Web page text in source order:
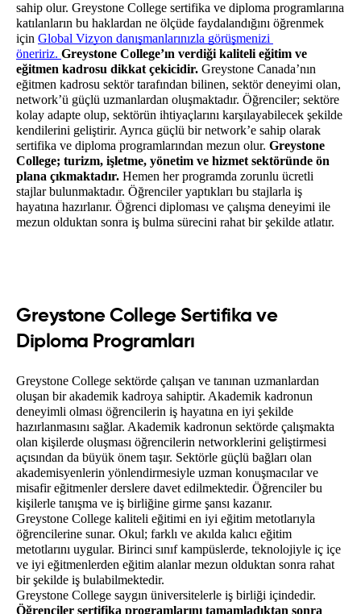
sahip olur. Greystone College sertifika ve diploma programlarına
katılanların bu haklardan ne ölçüde faydalandığını öğrenmek
için Global Vizyon danışmanlarınızla görüşmenizi
öneririz. Greystone College’ın verdiği kaliteli eğitim ve
eğitmen kadrosu dikkat çekicidir. Greystone Canada’nın
eğitmen kadrosu sektör tarafından bilinen, sektör deneyimi olan,
network’ü güçlü uzmanlardan oluşmaktadır. Öğrenciler; sektöre
kolay adapte olup, sektörün ihtiyaçlarını karşılayabilecek şekilde
kendilerini geliştirir. Ayrıca güçlü bir network’e sahip olarak
sertifika ve diploma programlarından mezun olur. Greystone
College; turizm, işletme, yönetim ve hizmet sektöründe ön
plana çıkmaktadır. Hemen her programda zorunlu ücretli
stajlar bulunmaktadır. Öğrenciler yaptıkları bu stajlarla iş
hayatına hazırlanır. Öğrenci diploması ve çalışma deneyimi ile
mezun olduktan sonra iş bulma sürecini rahat bir şekilde atlatır.
Greystone College Sertifika ve
Diploma Programları
Greystone College sektörde çalışan ve tanınan uzmanlardan
oluşan bir akademik kadroya sahiptir. Akademik kadronun
deneyimli olması öğrencilerin iş hayatına en iyi şekilde
hazırlanmasını sağlar. Akademik kadronun sektörde çalışmakta
olan kişilerde oluşması öğrencilerin networklerini geliştirmesi
açısından da büyük önem taşır. Sektörle güçlü bağları olan
akademisyenlerin yönlendirmesiyle uzman konuşmacılar ve
misafir eğitmenler derslere davet edilmektedir. Öğrenciler bu
kişilerle tanışma ve iş birliğine girme şansı kazanır.
Greystone College kaliteli eğitimi en iyi eğitim metotlarıyla
öğrencilerine sunar. Okul; farklı ve akılda kalıcı eğitim
metotlarını uygular. Birinci sınıf kampüslerde, teknolojiyle iç içe
ve iyi eğitmenlerden eğitim alanlar mezun olduktan sonra rahat
bir şekilde iş bulabilmektedir.
Öğrenciler sertifika programlarını tamamladıktan sonra